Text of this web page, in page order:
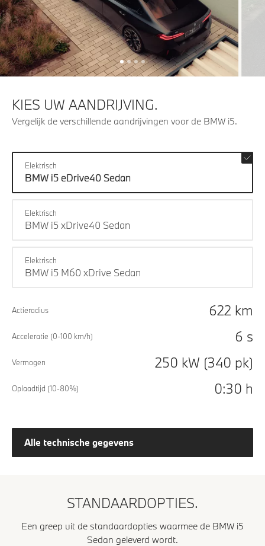
KIES UW AANDRIJVING.
Vergelijk de verschillende aandrijvingen voor de BMW i5.
Elektrisch
BMW i5 eDrive40 Sedan
Elektrisch
BMW i5 xDrive40 Sedan
Elektrisch
BMW i5 M60 xDrive Sedan
Actieradius 622 km
Acceleratie (0-100 km/h) 6 s
Vermogen 250 kW (340 pk)
Oplaadtijd (10-80%) 0:30 h
Alle technische gegevens
STANDAARDOPTIES.
Een greep uit de standaardopties waarmee de BMW i5
Sedan geleverd wordt.